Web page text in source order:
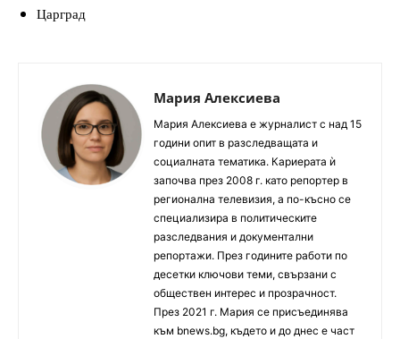
Царград
Мария Алексиева
Мария Алексиева е журналист с над 15
години опит в разследващата и
социалната тематика. Кариерата ѝ
започва през 2008 г. като репортер в
регионална телевизия, а по-късно се
специализира в политическите
разследвания и документални
репортажи. През годините работи по
десетки ключови теми, свързани с
обществен интерес и прозрачност.
През 2021 г. Мария се присъединява
към bnews.bg, където и до днес е част